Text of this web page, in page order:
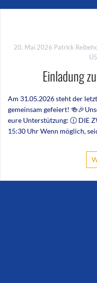
20. Mai 2026 Patrick
Einladung
Am 31.05.2026 steht der
gemeinsam gefeiert!
eure Unterstützung: 🕧 DIE
15:30 Uhr Wenn möglich,